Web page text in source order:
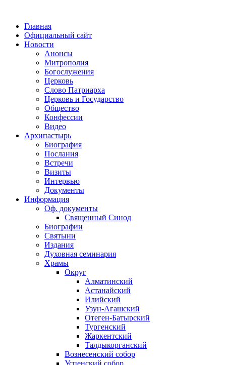
Главная
Официальный сайт
Новости
Анонсы
Митрополия
Богослужения
Церковь
Слово Патриарха
Церковь и Государство
Общество
Конфессии
Видео
Архипастырь
Биография
Послания
Встречи
Визиты
Интервью
Документы
Информация
Оф. документы
Священный Синод
Биографии
Святыни
Издания
Духовная семинария
Храмы
Округ
Алматинский
Астанайский
Илийский
Узун-Агашский
Отеген-Батырский
Тургенский
Жаркентский
Талдыкорганский
Вознесенский собор
Успенский собор